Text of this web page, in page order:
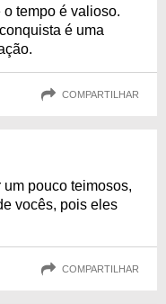
tempo é valioso.
é uma
COMPARTILHAR
pouco teimosos,
vocês, pois eles
COMPARTILHAR